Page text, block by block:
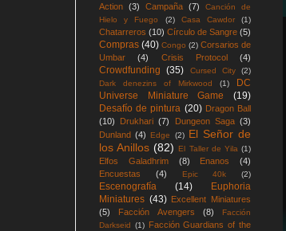
Action (3) Campaña (7)
Canción de
Hielo y Fuego
(2) Casa Cawdor (1)
Chatarreros (10) Círculo de Sangre (5)
Compras (40) Congo (2) Corsarios de
Umbar
(4) Crisis Protocol (4)
Crowdfunding (35) Cursed City
(2)
Dark denezins of Mirkwood
(1)
DC
Universe Miniature Game
(19)
Desafío de pintura (20) Dragon Ball
(10)
Drukhari (7) Dungeon Saga (3)
Dunland (4) Edge (2) El Señor de
los Anillos (82) El Taller de Yila (1)
Elfos Galadhrim (8) Enanos
(4)
Encuestas
(4) Epic 40k (2)
Escenografía (14)
Euphoria
Miniatures (43) Excellent Miniatures
(5)
Facción Avengers (8)
Facción
Darkseid (1) Facción Guardians of the